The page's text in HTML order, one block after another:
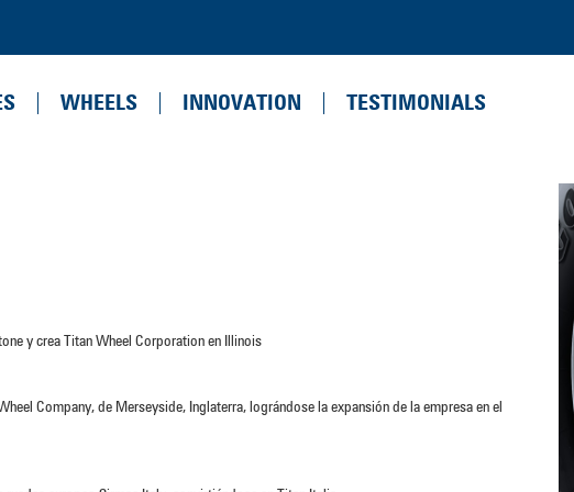
WHEELS INNOVATION TESTIMONIALS
y crea Titan Wheel Corporation en Illinois
Company, de Merseyside, Inglaterra, lográndose la expansión de la empresa en el